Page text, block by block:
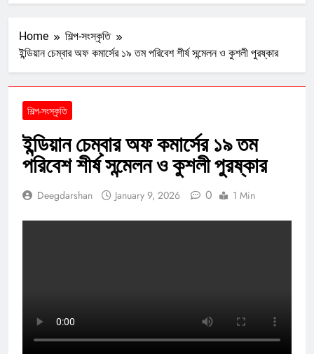
Home
শিল্প-সংস্কৃতি
ইন্ডিয়ান চেম্বার অফ কমার্সের ১৯ তম পরিবেশ শীর্ষ সন্মেলন ও কুশলী পুরষ্কার
শিল্প-সংস্কৃতি
ইন্ডিয়ান চেম্বার অফ কমার্সের ১৯ তম
পরিবেশ শীর্ষ সন্মেলন ও কুশলী পুরষ্কার
Deegdarshan January 9, 2026 0 1 Min